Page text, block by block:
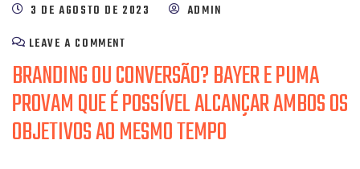
3 DE AGOSTO DE 2023
ADMIN
LEAVE A COMMENT
BRANDING OU CONVERSÃO? BAYER E PUMA
PROVAM QUE É POSSÍVEL ALCANÇAR AMBOS OS
OBJETIVOS AO MESMO TEMPO